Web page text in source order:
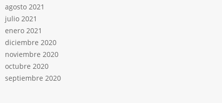
agosto 2021
julio 2021
enero 2021
diciembre 2020
noviembre 2020
octubre 2020
septiembre 2020